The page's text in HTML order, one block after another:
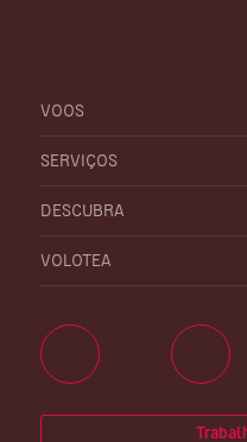
VOOS
SERVIÇOS
DESCUBRA
VOLOTEA